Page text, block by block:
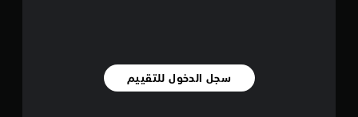
سجل الدخول للتقييم